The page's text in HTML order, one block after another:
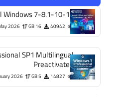
Windows 7-8.1-10-11
40942
16 GB
2026
SP1 Multilingual
Preactivated
14827
5 GB
2026